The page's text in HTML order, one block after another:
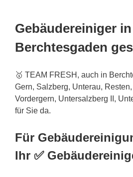
Gebäudereiniger in
Berchtesgaden
🥇 TEAM FRESH, auch in
Gern, Salzberg, Unterau,
Vordergern, Untersalzberg II,
für Sie da.
Für
Ihr ✅